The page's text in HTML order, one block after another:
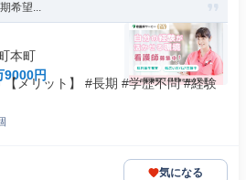
希望...
本町
9000円
メリット】 #長期 #学歴不問 #経験
気になる